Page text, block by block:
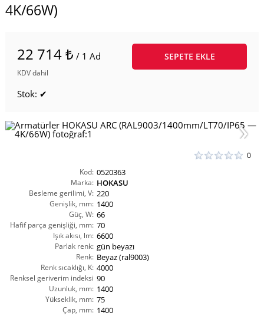
4K/66W)
22 714 ₺ / 1 Ad
KDV dahil
SEPETE EKLE
Stok: ✔
0
Kod: 0520363
Marka: HOKASU
Besleme gerilimi, V: 220
Genişlik, mm: 1400
Güç, W: 66
Hafif parça genişliği, mm: 70
Işık akısı, lm: 6600
Parlak renk: gün beyazı
Renk: Beyaz (ral9003)
Renk sıcaklığı, K: 4000
Renksel geriverim indeksi
CRI(Ra):
90
Uzunluk, mm: 1400
Yükseklik, mm: 75
Çap, mm: 1400